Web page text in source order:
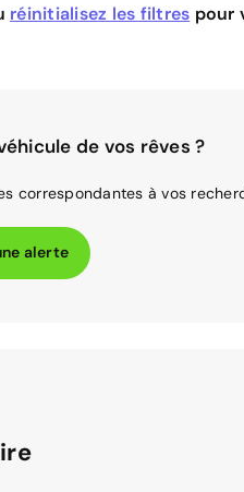
réinitialisez les filtres pour
de vos rêves ?
correspondantes à vos
alerte